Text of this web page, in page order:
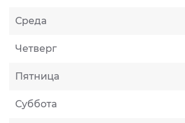
Среда
Четверг
Пятница
Суббота